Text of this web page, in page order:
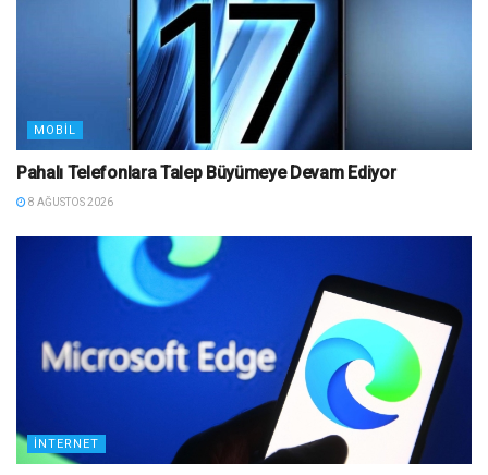
MOBIL
Pahalı Telefonlara Talep Büyümeye Devam Ediyor
8 AĞUSTOS 2026
İNTERNET